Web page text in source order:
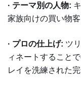
· テーマ別の人物:
家族向けの買い物
· プロの仕上げ: ツ
ィネートすること
レイを洗練された